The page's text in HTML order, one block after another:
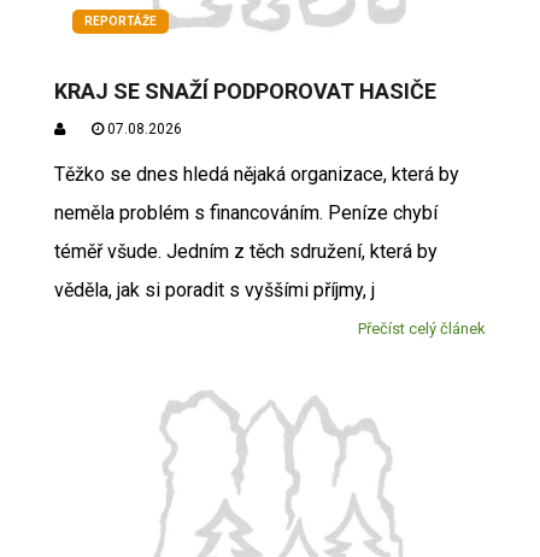
REPORTÁŽE
KRAJ SE SNAŽÍ PODPOROVAT HASIČE
07.08.2026
Těžko se dnes hledá nějaká organizace, která by
neměla problém s financováním. Peníze chybí
téměř všude. Jedním z těch sdružení, která by
věděla, jak si poradit s vyššími příjmy, j
Přečíst celý článek